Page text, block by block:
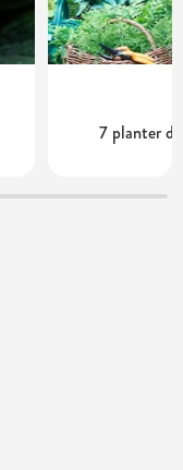
7 planter